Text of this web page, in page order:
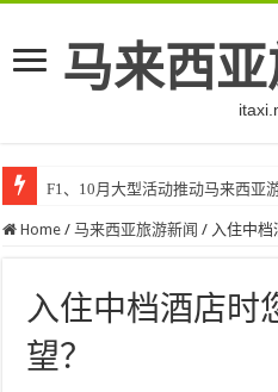
马来西
F1、10月大型活动推动马来西亚
Home / 马来西亚旅游新闻 / 入住中档
入住中档酒店时
望？